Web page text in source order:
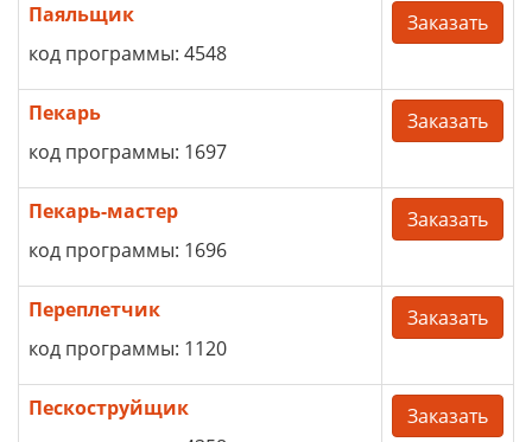
Паяльщик
код программы: 4548
Заказать
Пекарь
код программы: 1697
Заказать
Пекарь-мастер
код программы: 1696
Заказать
Переплетчик
код программы: 1120
Заказать
Пескоструйщик
Заказать